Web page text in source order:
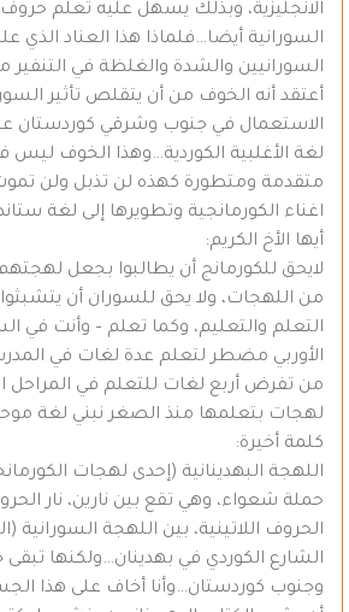
الانجليزية، وبذلك يسهل عليه تعلم
السورانية أيضا…فلماذا هذا العناد الذي
السورانيين والشدة والغلظة في التنفير
أعتقد أنه الخوف من أن يتقلص تأثير
الاستعمال في جنوب وشرقي كوردستان
لغة الأغلبية الكوردية…وهذا الخوف
متقدمة ومتطورة كهذه لن تذبل ولن
اغناء الكورمانجية وتطويرها إلى لغة
أيها الأخ الكريم:
لايحق للكورمانج أن يطالبوا بجعل
من اللهجات، ولا يحق للسوران أن
التعلم والتعليم، وكما تعلم – وأنت في
الأوربي مضطر لتعلم عدة لغات في
من تفرض أربع لغات للتعلم في المراحل
لهجات بتعلمها منذ الصغر نبني لغة
كلمة أخيرة:
اللهجة البهدينانية (إحدى لهجات
حملة شعواء، وهي تقع بين نارين، نار
الحروف اللاتينية، بين اللهجة السورانية
الشارع الكوردي في بهدينان…ولكنها
وجنوب كوردستان…وأنا أخاف على هذا